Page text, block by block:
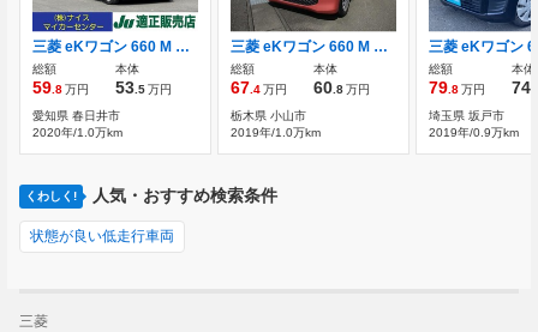
三菱 eKワゴン 660 M 衝突軽減 ナビ TV Bカメラ ドラレコ
総額
59.8万円
本体
53.5万円
愛知県 春日井市
2020年/1.0万km
三菱 eKワゴン 660 M ワンセグ レーダーブレーキ 前後ソナー
総額
67.4万円
本体
60.8万円
栃木県 小山市
2019年/1.0万km
総額
79.8万円
本体
74
埼玉県 坂戸市
2019年/0.9万km
くわしく! 人気・おすすめ検索条件
状態が良い低走行車両
三菱